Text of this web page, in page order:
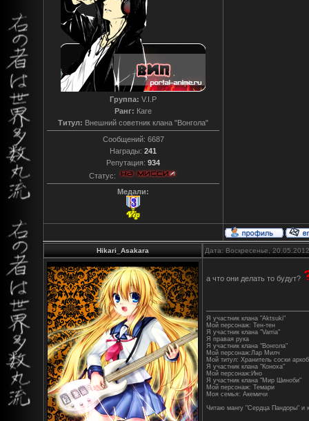
Группа: V.I.P
Ранг: Каге
Титул: Внешний советник клана "Вонгола"
Сообщений: 6687
Награды: 241
Репутация: 934
Статус:
Медали:
Hikari_Asakara Дата: Воскресенье,
а что они делать то будут?
Я участник клана "Aktsuki"
Мой персонаж: Тен-тен
Я участник клана "Varriа"
Я правая рука
Я участник клана "Вонгола"
Мой персонаж:Лар Милч
Мой титул: Хранитель соски
Я участник клана "Коноха"
Мой персонаж:Ино
Я участник клана "Мир Шиноби"
Мой персонаж: Темари
Моя семья: Акемичи
Читаю мангу "Сердца Пандоры" и